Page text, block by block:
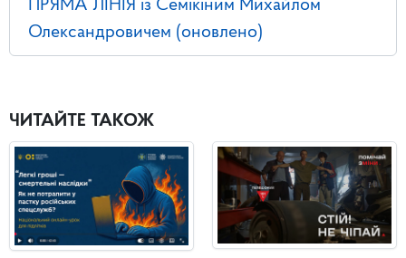
ПРЯМА ЛІНІЯ із Семікіним Михайлом
Олександровичем (оновлено)
ЧИТАЙТЕ ТАКОЖ